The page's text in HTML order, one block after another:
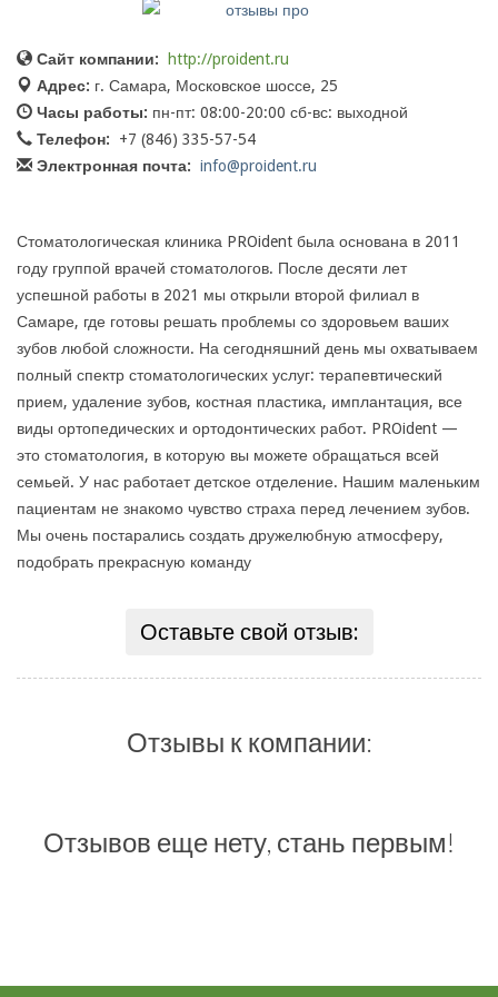
Сайт компании:
http://proident.ru
Адрес: г. Самара, Московское шоссе, 25
Часы работы: пн-пт: 08:00-20:00 сб-вс: выходной
Телефон:
+7 (846) 335-57-54
Электронная почта: info@proident.ru
Стоматологическая клиника PROident была основана в 2011
году группой врачей стоматологов. После десяти лет
успешной работы в 2021 мы открыли второй филиал в
Самаре, где готовы решать проблемы со здоровьем ваших
зубов любой сложности. На сегодняшний день мы охватываем
полный спектр стоматологических услуг: терапевтический
прием, удаление зубов, костная пластика, имплантация, все
виды ортопедических и ортодонтических работ. PROident —
это стоматология, в которую вы можете обращаться всей
семьей. У нас работает детское отделение. Нашим маленьким
пациентам не знакомо чувство страха перед лечением зубов.
Мы очень постарались создать дружелюбную атмосферу,
подобрать прекрасную команду
Оставьте свой отзыв:
Отзывы к компании:
Отзывов еще нету, стань первым!